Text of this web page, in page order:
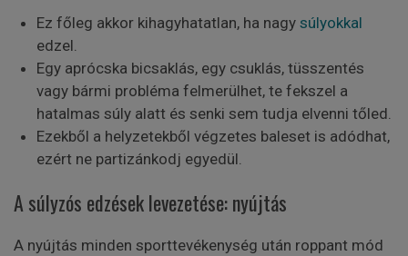
Ez főleg akkor kihagyhatatlan, ha nagy súlyokkal
edzel.
Egy aprócska bicsaklás, egy csuklás, tüsszentés
vagy bármi probléma felmerülhet, te fekszel a
hatalmas súly alatt és senki sem tudja elvenni tőled.
Ezekből a helyzetekből végzetes baleset is adódhat,
ezért ne partizánkodj egyedül.
A súlyzós edzések levezetése: nyújtás
A nyújtás minden sporttevékenység után roppant mód